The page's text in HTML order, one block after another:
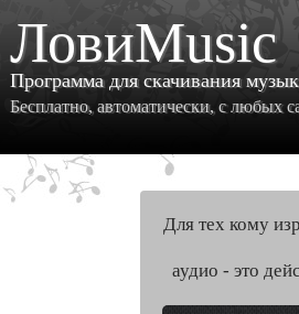
ЛовиMusic
Программа для скачивания
Бесплатно, автоматически, с любых
Для тех кому
аудио - это